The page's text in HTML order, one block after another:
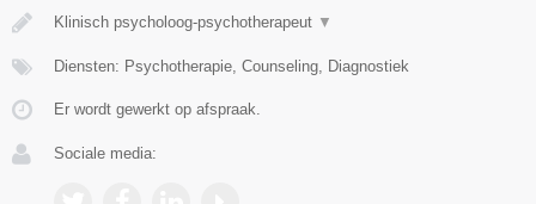
Klinisch psycholoog-psychotherapeut ▼
Diensten: Psychotherapie, Counseling, Diagnostiek
Er wordt gewerkt op afspraak.
Sociale media: